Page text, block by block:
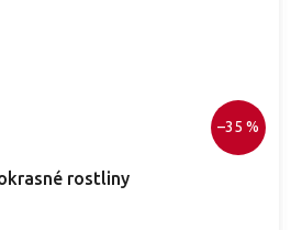
–35 %
rostliny